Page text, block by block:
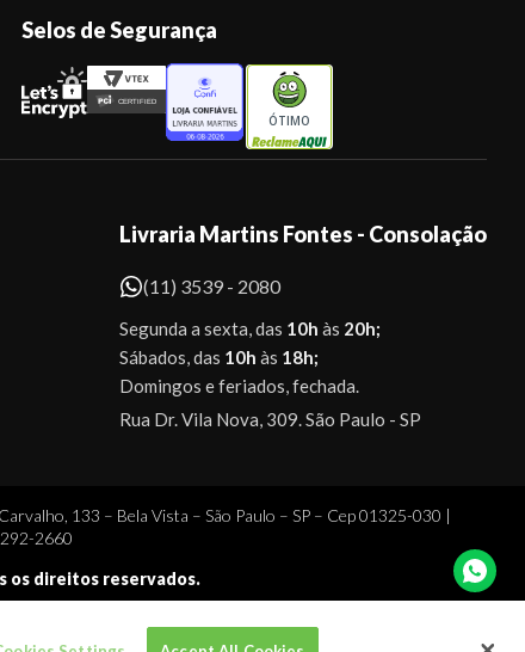
Selos de Segurança
ÓTIMO
Livraria Martins Fontes - Consolação
(11) 3539 - 2080
Segunda a sexta, das 10h às 20h;
Sábados, das 10h às 18h;
Domingos e feriados, fechada.
Rua Dr. Vila Nova, 309. São Paulo - SP
133 – Bela Vista – São Paulo – SP – Cep 01325-030 |
2660
os direitos reservados.